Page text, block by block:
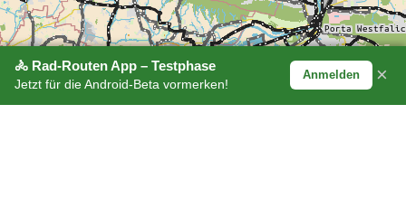
🚴 Rad-Routen App – Testphase
Jetzt für die Android-Beta vormerken!
Anmelden ×